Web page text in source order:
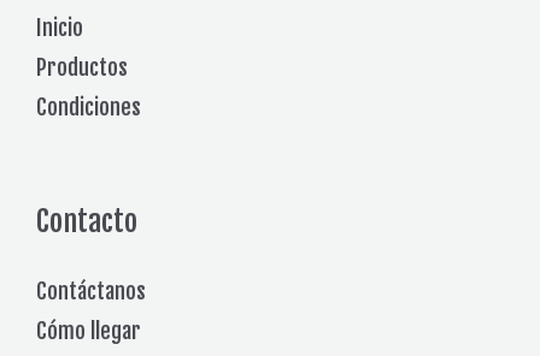
Inicio
Productos
Condiciones
Contacto
Contáctanos
Cómo llegar